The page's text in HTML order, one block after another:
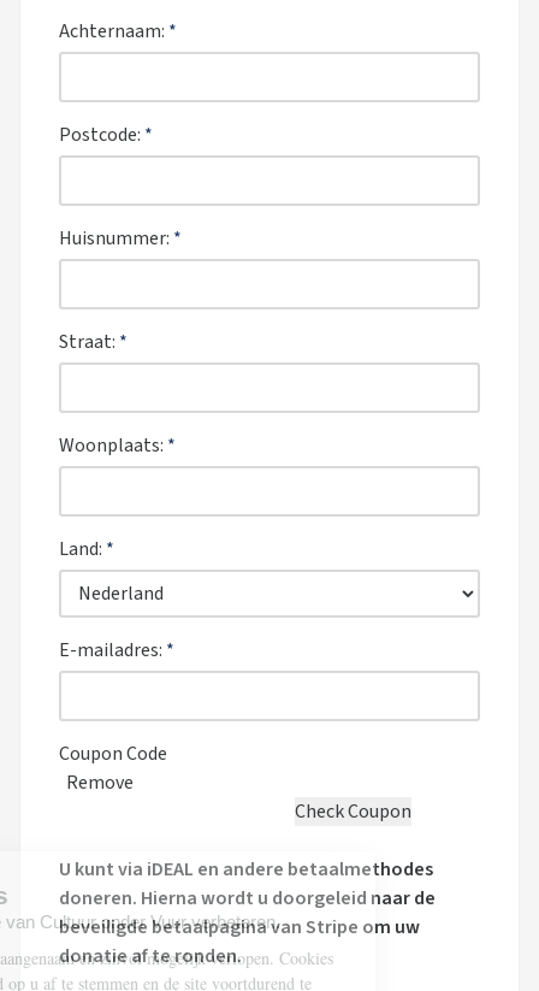
Achternaam: *
Postcode: *
Huisnummer: *
Straat: *
Woonplaats: *
Land: *
E-mailadres: *
Coupon Code
Remove
U kunt via iDEAL en andere betaalmethodes
doneren. Hierna wordt u doorgeleid naar de
beveiligde betaalpagina van Stripe om uw
donatie af te ronden.